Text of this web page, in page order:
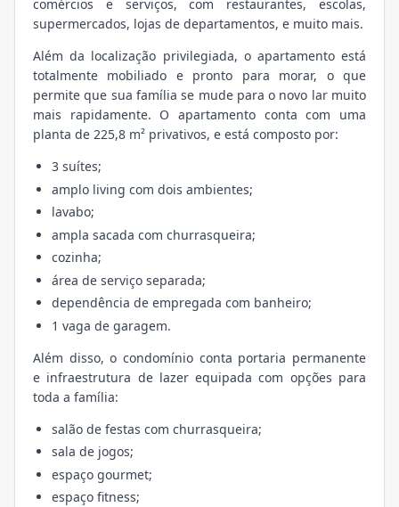
comércios e serviços, com restaurantes, escolas,
supermercados, lojas de departamentos, e muito mais.
Além da localização privilegiada, o apartamento está
totalmente mobiliado e pronto para morar, o que
permite que sua família se mude para o novo lar muito
mais rapidamente. O apartamento conta com uma
planta de 225,8 m² privativos, e está composto por:
3 suítes;
amplo living com dois ambientes;
lavabo;
ampla sacada com churrasqueira;
cozinha;
área de serviço separada;
dependência de empregada com banheiro;
1 vaga de garagem.
Além disso, o condomínio conta portaria permanente
e infraestrutura de lazer equipada com opções para
toda a família:
salão de festas com churrasqueira;
sala de jogos;
espaço gourmet;
espaço fitness;